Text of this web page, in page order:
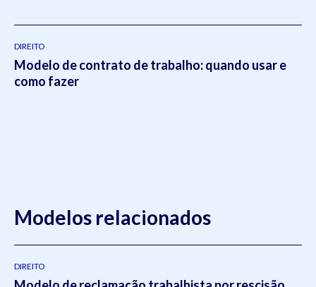
DIREITO
Modelo de contrato de trabalho: quando usar e
como fazer
Modelos relacionados
DIREITO